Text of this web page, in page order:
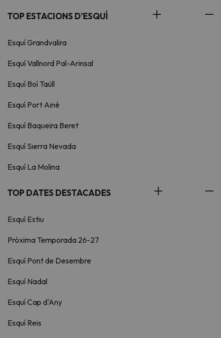
TOP ESTACIONS D'ESQUÍ
Esquí Grandvalira
Esquí Vallnord Pal-Arinsal
Esquí Boí Taüll
Esquí Port Ainé
Esquí Baqueira Beret
Esquí Sierra Nevada
Esquí La Molina
TOP DATES DESTACADES
Esquí Estiu
Pròxima Temporada 26-27
Esquí Pont de Desembre
Esquí Nadal
Esquí Cap d'Any
Esquí Reis